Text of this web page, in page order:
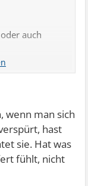
auch
wenn man sich
hast
sie. Hat was
fühlt, nicht